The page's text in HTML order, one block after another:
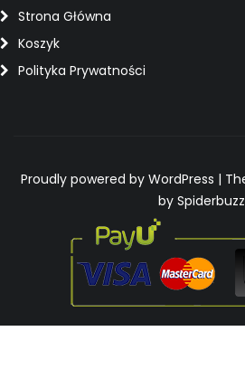
Strona Główna
Koszyk
Polityka Prywatności
Proudly powered by WordPress |
by